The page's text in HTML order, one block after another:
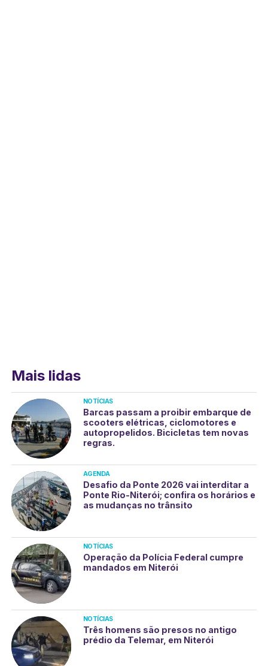
Mais lidas
NOTÍCIAS
Barcas passam a proibir embarque de
scooters elétricas, ciclomotores e
autopropelidos. Bicicletas tem novas
regras.
AGENDA
Desafio da Ponte 2026 vai interditar a
Ponte Rio-Niterói; confira os horários e
as mudanças no trânsito
NOTÍCIAS
Operação da Polícia Federal cumpre
mandados em Niterói
NOTÍCIAS
Três homens são presos no antigo
prédio da Telemar, em Niterói